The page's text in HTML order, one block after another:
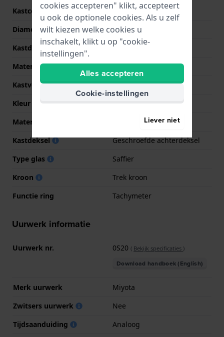
Kastcode
671720
Diameter
40 mm
Kastdikte
12.7 mm
Materiaal
Roestvrij staal
Kastvorm
Rond
Kleur kast
Zilver
Materiaal kastdeksel
Roestvrij staal
Kastdeksel
Geschroefde achterdeksel
Type glas
Saffier
Kroon
Trek kroon
Functie ring
Tachymeter
Uurwerk informatie
Uurwerk nr. 0S20 ( Bekijk specificaties )
Download handboek (English)
Merk uurwerk
Miyota
Zwitsers uurwerk
Nee
Tijdsaanduiding
Analoog
cookies accepteren" klikt, accepteert
u ook de optionele cookies. Als u zelf
wilt kiezen welke cookies u
inschakelt, klikt u op "cookie-
instellingen".
Alles accepteren
Cookie-instellingen
Liever niet